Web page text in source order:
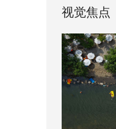
视觉焦点